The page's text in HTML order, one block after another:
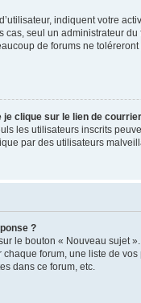
indiquent votre
seul un administrateur
de forums ne
clique sur le lien de
les utilisateurs inscrits
par des utilisateurs
?
le bouton « Nouveau sujet
forum, une liste de
dans ce forum, etc.